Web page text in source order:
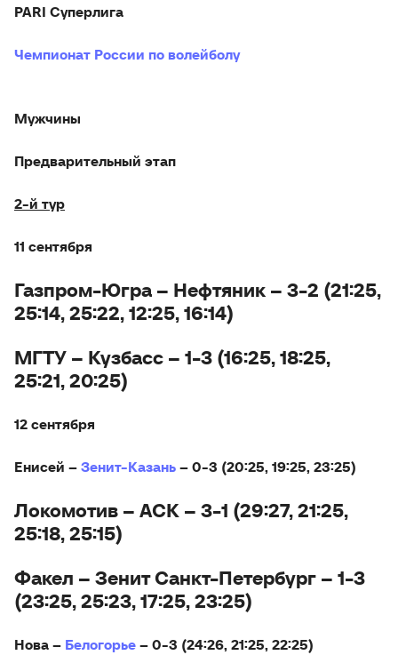
PARI Суперлига
Чемпионат России по волейболу
Мужчины
Предварительный этап
2-й тур
11 сентября
Газпром-Югра – Нефтяник – 3-2 (21:25,
25:14, 25:22, 12:25, 16:14)
МГТУ – Кузбасс – 1-3 (16:25, 18:25,
25:21, 20:25)
12 сентября
Енисей – Зенит-Казань – 0-3 (20:25, 19:25, 23:25)
Локомотив – АСК – 3-1 (29:27, 21:25,
25:18, 25:15)
Факел – Зенит Санкт-Петербург – 1-3
(23:25, 25:23, 17:25, 23:25)
Нова – Белогорье – 0-3 (24:26, 21:25, 22:25)